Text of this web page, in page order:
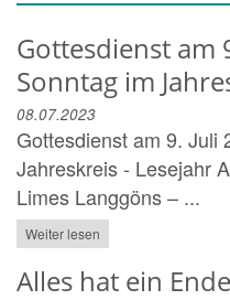
Gottesdienst am
Sonntag im
08.07.2023
Gottesdienst am 9. Juli
Jahreskreis - Lesejahr
Limes Langgöns – ...
Weiter lesen
Alles hat ein